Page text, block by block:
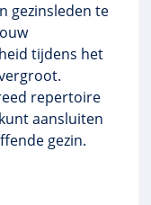
gezinsleden te
tijdens het
repertoire
aansluiten
gezin.